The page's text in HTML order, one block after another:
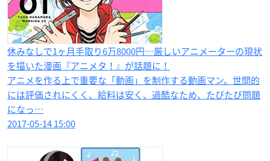
休みなしで1ヶ月手取り6万8000円…厳しいアニメーターの現状
を描いた漫画『アニメタ！』が話題に！
アニメを作る上で重要な「動画」を制作する動画マン。世間的
には評価されにくく、給料は安く、過酷なため、たびたび問題
になっ…
2017-05-14 15:00